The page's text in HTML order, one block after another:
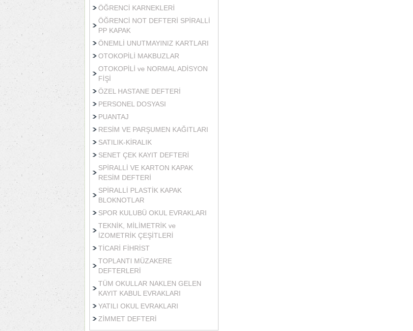
ÖĞRENCİ KARNEKLERİ
ÖĞRENCİ NOT DEFTERİ SPİRALLİ
PP KAPAK
ÖNEMLİ UNUTMAYINIZ KARTLARI
OTOKOPİLİ MAKBUZLAR
OTOKOPİLİ ve NORMAL ADİSYON
FİŞİ
ÖZEL HASTANE DEFTERİ
PERSONEL DOSYASI
PUANTAJ
RESİM VE PARŞUMEN KAĞITLARI
SATILIK-KİRALIK
SENET ÇEK KAYIT DEFTERİ
SPİRALLİ VE KARTON KAPAK
RESİM DEFTERİ
SPİRALLİ PLASTİK KAPAK
BLOKNOTLAR
SPOR KULUBÜ OKUL EVRAKLARI
TEKNİK, MİLİMETRİK ve
İZOMETRİK ÇEŞİTLERİ
TİCARİ FİHRİST
TOPLANTI MÜZAKERE
DEFTERLERİ
TÜM OKULLAR NAKLEN GELEN
KAYIT KABUL EVRAKLARI
YATILI OKUL EVRAKLARI
ZİMMET DEFTERİ